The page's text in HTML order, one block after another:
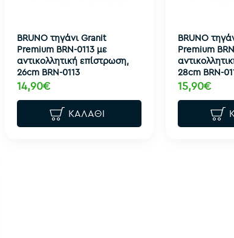
BRUNO τηγάνι Granit
Premium BRN-0113 με
αντικολλητική επίστρωση,
26cm BRN-0113
14,90€
ΚΑΛΆΘΙ
BRUNO
Premium
28cm BRN-
15,90€